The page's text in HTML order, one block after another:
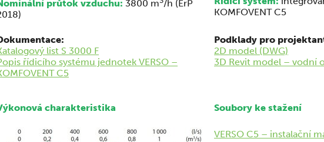
průtok vzduchu: 3800 m /h (ErP
KOMFOVENT C5
list S 3000 F
řídicího systému jednotek VERSO –
C5
Podklady pro
2D model (DWG)
3D Revit model – vodní
charakteristika Soubory ke stažení
VERSO C5 – instalační